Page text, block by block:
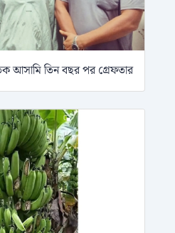
আসামি তিন বছর পর গ্রেফতার